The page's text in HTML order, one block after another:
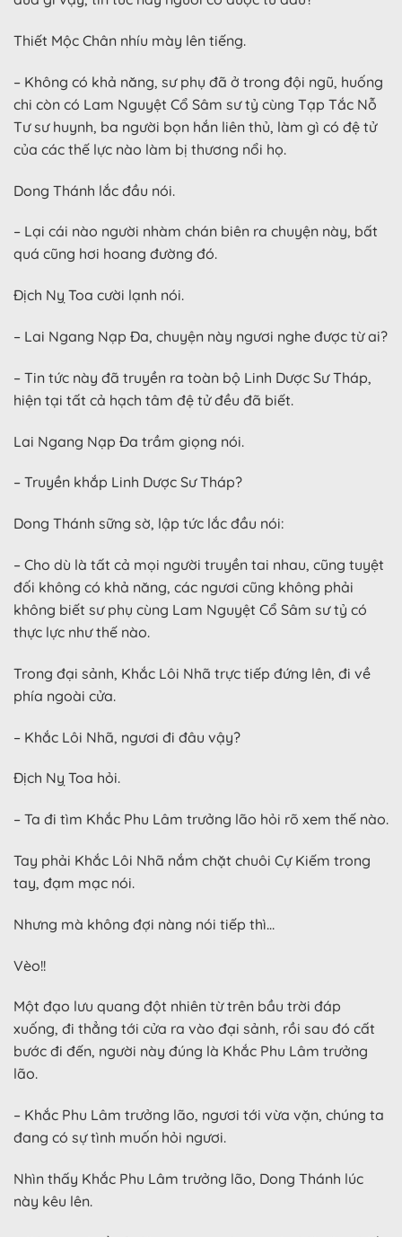
Thiết Mộc Chân nhíu mày lên tiếng.
– Không có khả năng, sư phụ đã ở trong đội ngũ, huống
chi còn có Lam Nguyệt Cổ Sâm sư tỷ cùng Tạp Tắc Nỗ
Tư sư huynh, ba người bọn hắn liên thủ, làm gì có đệ tử
của các thế lực nào làm bị thương nổi họ.
Dong Thánh lắc đầu nói.
– Lại cái nào người nhàm chán biên ra chuyện này, bất
quá cũng hơi hoang đường đó.
Địch Nỵ Toa cười lạnh nói.
– Lai Ngang Nạp Đa, chuyện này ngươi nghe được từ ai?
– Tin tức này đã truyền ra toàn bộ Linh Dược Sư Tháp,
hiện tại tất cả hạch tâm đệ tử đều đã biết.
Lai Ngang Nạp Đa trầm giọng nói.
– Truyền khắp Linh Dược Sư Tháp?
Dong Thánh sững sờ, lập tức lắc đầu nói:
– Cho dù là tất cả mọi người truyền tai nhau, cũng tuyệt
đối không có khả năng, các ngươi cũng không phải
không biết sư phụ cùng Lam Nguyệt Cổ Sâm sư tỷ có
thực lực như thế nào.
Trong đại sảnh, Khắc Lôi Nhã trực tiếp đứng lên, đi về
phía ngoài cửa.
– Khắc Lôi Nhã, ngươi đi đâu vậy?
Địch Nỵ Toa hỏi.
– Ta đi tìm Khắc Phu Lâm trưởng lão hỏi rõ xem thế nào.
Tay phải Khắc Lôi Nhã nắm chặt chuôi Cự Kiếm trong
tay, đạm mạc nói.
Nhưng mà không đợi nàng nói tiếp thì…
Vèo!!
Một đạo lưu quang đột nhiên từ trên bầu trời đáp
xuống, đi thẳng tới cửa ra vào đại sảnh, rồi sau đó cất
bước đi đến, người này đúng là Khắc Phu Lâm trưởng
lão.
– Khắc Phu Lâm trưởng lão, ngươi tới vừa vặn, chúng ta
đang có sự tình muốn hỏi ngươi.
Nhìn thấy Khắc Phu Lâm trưởng lão, Dong Thánh lúc
này kêu lên.